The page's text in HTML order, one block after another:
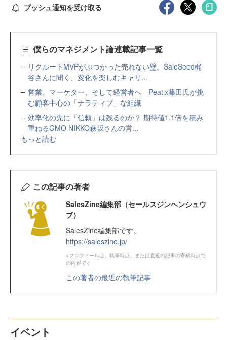
プッシュ通知を受け取る
僕らのマネジメント論連載記事一覧
リクルートMVPがぶつかった売れない壁。SaleSeed梶
谷さんに聞く、変化を楽しむキャリ...
営業、マーケター、そして経営者へ Peatix藤田氏が挑
む顧客中心の「ナラティブ」な組織
効率化の先に「信頼」は残るのか？ 期待値1.1倍を積み
重ねるGMO NIKKO萩坂さんの営...
もっと読む
この記事の著者
SalesZine編集部（セールスジンヘンシュウ
ブ）
SalesZine編集部です。
https://saleszine.jp/
※プロフィールは、執筆時点、または直近の記事の寄稿時点で
の内容です
この著者の最近の執筆記事
イベント